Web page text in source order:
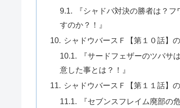
『シャドバ対決の勝者は？
すのか？！』
シャドウバースＦ【第１０話】
『サードフェザーのツバサ
意した事とは？！』
シャドウバースＦ【第１１話】
『セブンスフレイム廃部の